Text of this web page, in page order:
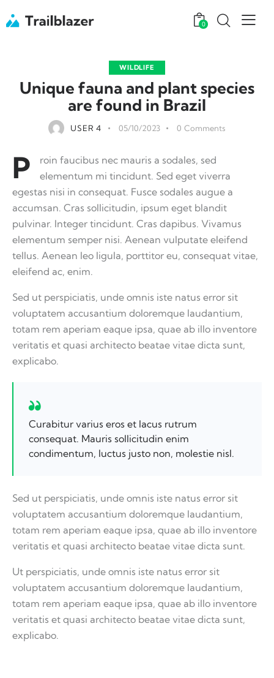
0
WILDLIFE
Unique fauna and plant species
are found in Brazil
USER 4 05/10/2023 0 Comments
P
roin faucibus nec mauris a sodales, sed
elementum mi tincidunt. Sed eget viverra
egestas nisi in consequat. Fusce sodales augue a
accumsan. Cras sollicitudin, ipsum eget blandit
pulvinar. Integer tincidunt. Cras dapibus. Vivamus
elementum semper nisi. Aenean vulputate eleifend
tellus. Aenean leo ligula, porttitor eu, consequat vitae,
eleifend ac, enim.
Sed ut perspiciatis, unde omnis iste natus error sit
voluptatem accusantium doloremque laudantium,
totam rem aperiam eaque ipsa, quae ab illo inventore
veritatis et quasi architecto beatae vitae dicta sunt,
explicabo.
Curabitur varius eros et lacus rutrum
consequat. Mauris sollicitudin enim
condimentum, luctus justo non, molestie nisl.
Sed ut perspiciatis, unde omnis iste natus error sit
voluptatem accusantium doloremque laudantium,
totam rem aperiam eaque ipsa, quae ab illo inventore
veritatis et quasi architecto beatae vitae dicta sunt.
Ut perspiciatis, unde omnis iste natus error sit
voluptatem accusantium doloremque laudantium,
totam rem aperiam eaque ipsa, quae ab illo inventore
veritatis et quasi architecto beatae vitae dicta sunt,
explicabo.